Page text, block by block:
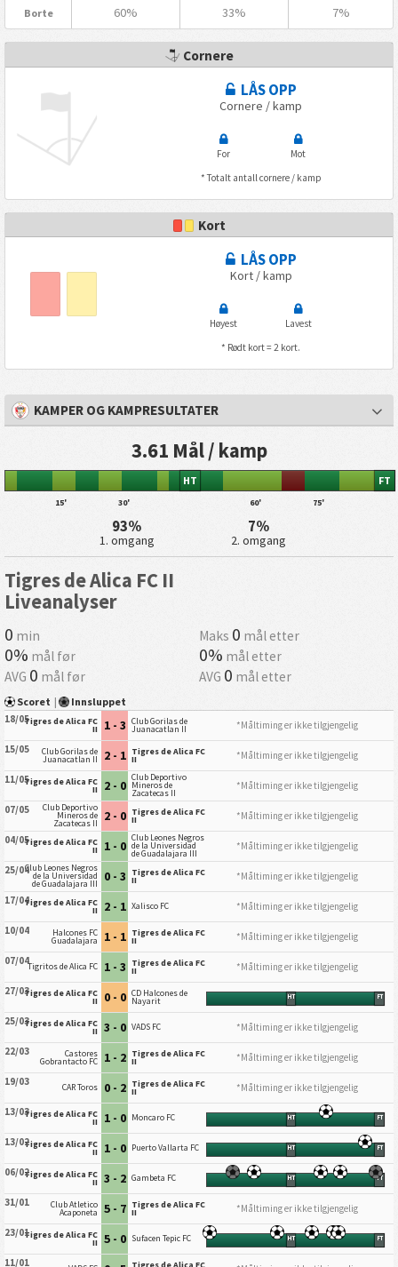
Borte 60% 33% 7%
Cornere
LÅS OPP
Cornere / kamp
For
Mot
* Totalt antall cornere / kamp
Kort
LÅS OPP
Kort / kamp
Høyest
Lavest
* Rødt kort = 2 kort.
KAMPER OG KAMPRESULTATER
3.61 Mål / kamp
15' 30'
HT
60' 75'
FT
93%
1. omgang
7%
2. omgang
Tigres de Alica FC II
Liveanalyser
0 min Maks 0 mål etter
0% mål før 0% mål etter
AVG 0 mål før AVG 0 mål etter
Scoret | Innsluppet
18/05Tigres de Alica FC
II 1 - 3 Club Gorilas de
Juanacatlan II
*Måltiming er ikke tilgjengelig
15/05
Club Gorilas de
Juanacatlan II 2 - 1 Tigres de Alica FC
II
*Måltiming er ikke tilgjengelig
11/05Tigres de Alica FC
II 2 - 0 Club Deportivo
Mineros de
Zacatecas II
*Måltiming er ikke tilgjengelig
07/05
Club Deportivo
Mineros de
Zacatecas II 2 - 0 Tigres de Alica FC
II
*Måltiming er ikke tilgjengelig
04/05Tigres de Alica FC
II 1 - 0 Club Leones Negros
de la Universidad
de Guadalajara III
*Måltiming er ikke tilgjengelig
25/04Club Leones Negros
de la Universidad
de Guadalajara III 0 - 3 Tigres de Alica FC
II
*Måltiming er ikke tilgjengelig
17/04Tigres de Alica FC
II 2 - 1 Xalisco FC
*Måltiming er ikke tilgjengelig
10/04
Halcones FC
Guadalajara 1 - 1 Tigres de Alica FC
II
*Måltiming er ikke tilgjengelig
07/04Tigritos de Alica FC 1 - 3 Tigres de Alica FC
II
*Måltiming er ikke tilgjengelig
27/03Tigres de Alica FC
II 0 - 0 CD Halcones de
Nayarit HT FT
25/03Tigres de Alica FC
II 3 - 0 VADS FC
*Måltiming er ikke tilgjengelig
22/03
Castores
Gobrantacto FC 1 - 2 Tigres de Alica FC
II
*Måltiming er ikke tilgjengelig
19/03
CAR Toros 0 - 2 Tigres de Alica FC
II
*Måltiming er ikke tilgjengelig
13/03Tigres de Alica FC
II 1 - 0 Moncaro FC HT FT
13/02Tigres de Alica FC
II 1 - 0 Puerto Vallarta FC HT FT
06/02Tigres de Alica FC
II 3 - 2 Gambeta FC HT FT
31/01 Club Atletico
Acaponeta 5 - 7 Tigres de Alica FC
II
*Måltiming er ikke tilgjengelig
23/01Tigres de Alica FC
II 5 - 0 Sufacen Tepic FC HT FT
11/01 Tigres de Alica FC